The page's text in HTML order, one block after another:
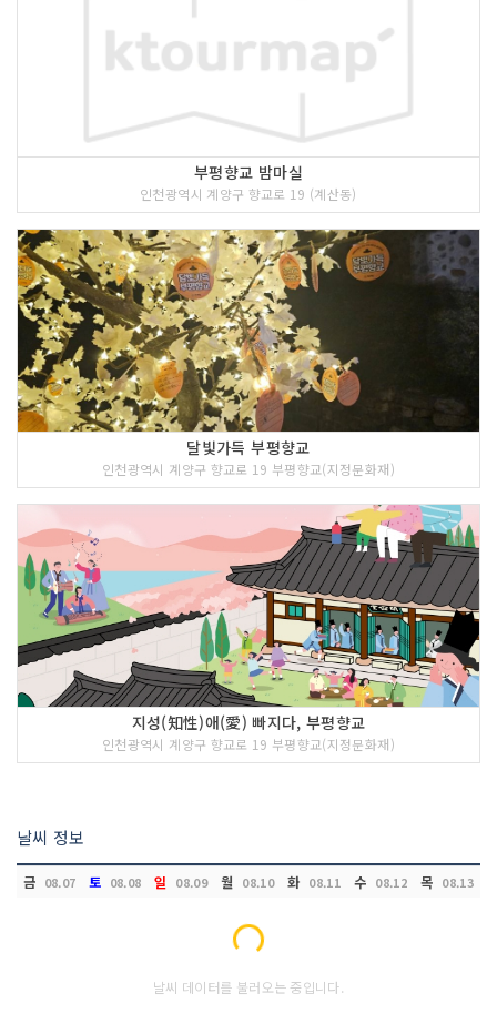
부평향교 밤마실
인천광역시 계양구 향교로 19 (계산동)
달빛가득 부평향교
인천광역시 계양구 향교로 19 부평향교(지정문화재)
지성(知性)애(愛) 빠지다, 부평향교
인천광역시 계양구 향교로 19 부평향교(지정문화재)
날씨 정보
금 08.07 토 08.08 일 08.09 월 08.10 화 08.11 수 08.12 목 08.13
Loading...
날씨 데이터를 불러오는 중입니다.